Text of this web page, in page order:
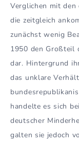
Verglichen mit den
die zeitgleich
zunächst wenig
1950 den Großteil
dar. Hintergrund
das unklare
handelte es sich
deutscher
galten sie jedoch